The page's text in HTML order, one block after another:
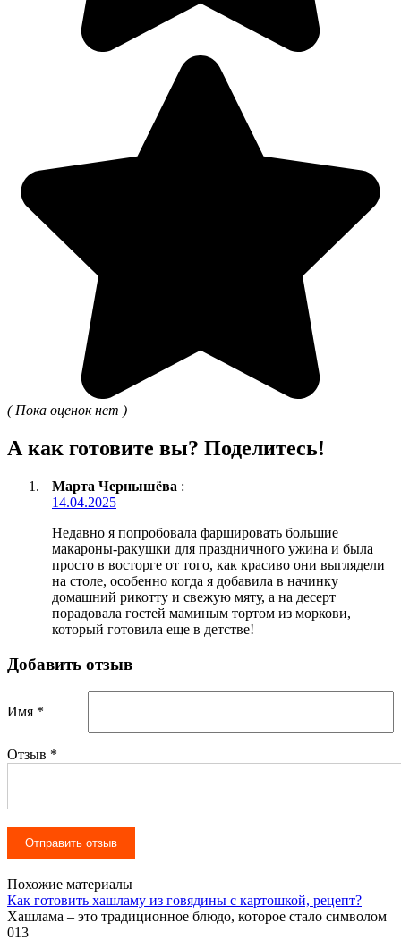
( Пока оценок нет )
А как готовите вы? Поделитесь!
Марта Чернышёва :
14.04.2025
Недавно я попробовала фаршировать большие
макароны-ракушки для праздничного ужина и была
просто в восторге от того, как красиво они выглядели
на столе, особенно когда я добавила в начинку
домашний рикотту и свежую мяту, а на десерт
порадовала гостей маминым тортом из моркови,
который готовила еще в детстве!
Добавить отзыв
Имя *
Отзыв *
Похожие материалы
Как готовить хашламу из говядины с картошкой, рецепт?
Хашлама – это традиционное блюдо, которое стало символом
013